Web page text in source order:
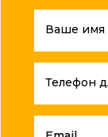
Ваше имя
Телефон